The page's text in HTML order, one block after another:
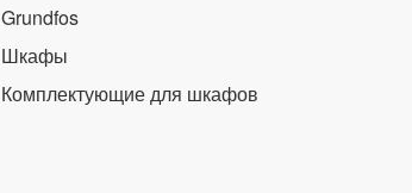
Grundfos
Шкафы
Комплектующие для шкафов